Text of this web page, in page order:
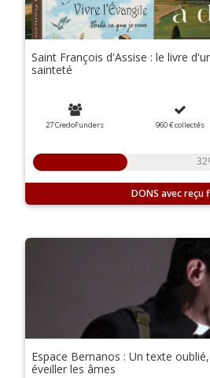
Saint François d'Assise : le livre
sainteté
27 CredoFunders 960 €collectés
DONS
Espace Bernanos : Un texte
éveiller les âmes